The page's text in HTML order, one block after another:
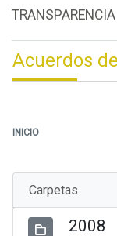
TRANSPARENCIA
Acuerdos
INICIO
Carpetas
2008